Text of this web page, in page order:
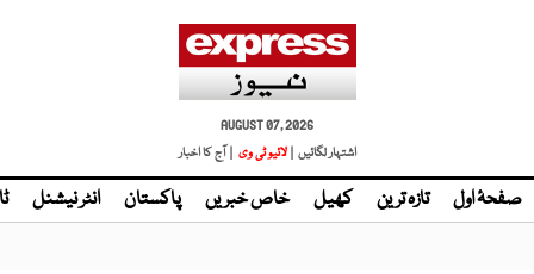
AUGUST 07, 2026
اشتہار لگائیں |
| آج کا اخبار
صفحۂ اول تازہ ترین کھیل خاص خبریں پاکستان انٹر نیشنل